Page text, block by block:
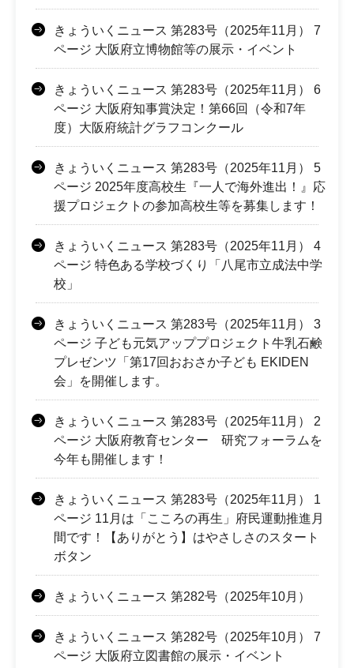
きょういくニュース 第283号（2025年11月） 7
ページ 大阪府立博物館等の展示・イベント
きょういくニュース 第283号（2025年11月） 6
ページ 大阪府知事賞決定！第66回（令和7年
度）大阪府統計グラフコンクール
きょういくニュース 第283号（2025年11月） 5
ページ 2025年度高校生『一人で海外進出！』応
援プロジェクトの参加高校生等を募集します！
きょういくニュース 第283号（2025年11月） 4
ページ 特色ある学校づくり「八尾市立成法中学
校」
きょういくニュース 第283号（2025年11月） 3
ページ 子ども元気アッププロジェクト牛乳石鹸
プレゼンツ「第17回おおさか子ども EKIDEN
会」を開催します。
きょういくニュース 第283号（2025年11月） 2
ページ 大阪府教育センター 研究フォーラムを
今年も開催します！
きょういくニュース 第283号（2025年11月） 1
ページ 11月は「こころの再生」府民運動推進月
間です！【ありがとう】はやさしさのスタート
ボタン
きょういくニュース 第282号（2025年10月）
きょういくニュース 第282号（2025年10月） 7
ページ 大阪府立図書館の展示・イベント